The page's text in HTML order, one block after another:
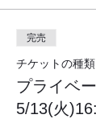
完売
チケットの種類
プライベ
5/13(火